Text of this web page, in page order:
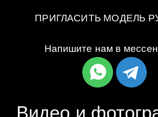
ПРИГЛАСИТЬ МОДЕЛЬ
Напишите нам в
Видео и